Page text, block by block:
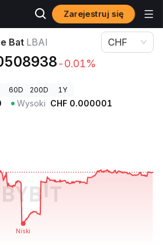
Zarejestruj się
Lemmy The Bat LBAI
Bat LBAI
-0.01%
CHF
60D 200D 1Y
Wysoki CHF 0.000001